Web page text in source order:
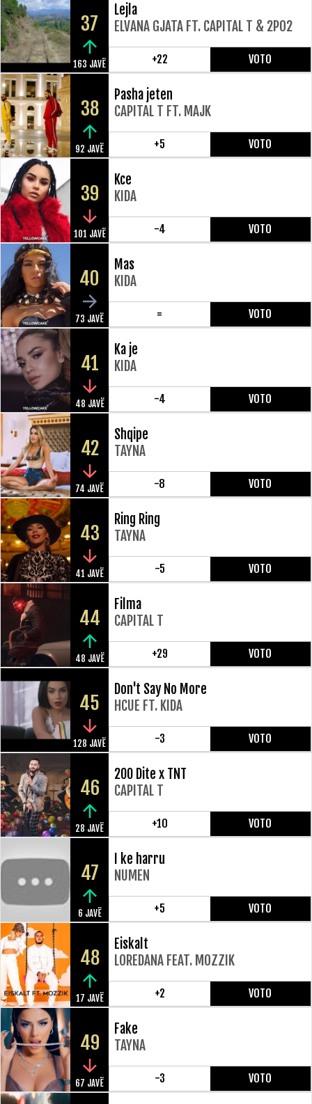
37
163 JAVË
Lejla
ELVANA GJATA FT. CAPITAL T & 2PO2
+22 VOTO
38
92 JAVË
Pasha jeten
CAPITAL T FT. MAJK
+5 VOTO
39
101 JAVË
Kce
KIDA
-4 VOTO
40
73 JAVË
Mas
KIDA
= VOTO
41
48 JAVË
Ka je
KIDA
-4 VOTO
42
74 JAVË
Shqipe
TAYNA
-8 VOTO
43
41 JAVË
Ring Ring
TAYNA
-5 VOTO
44
48 JAVË
Filma
CAPITAL T
+29 VOTO
45
128 JAVË
Don't Say No More
HCUE FT. KIDA
-3 VOTO
46
28 JAVË
200 Dite x TNT
CAPITAL T
+10 VOTO
47
6 JAVË
I ke harru
NUMEN
+5 VOTO
48
17 JAVË
Eiskalt
LOREDANA FEAT. MOZZIK
+2 VOTO
49
67 JAVË
Fake
TAYNA
-3 VOTO